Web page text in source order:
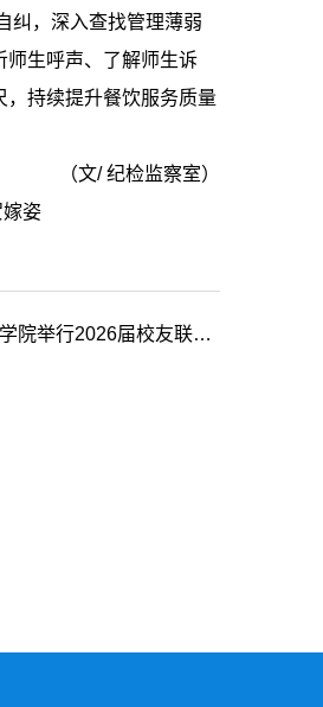
纠，深入查找管理薄弱
师生呼声、了解师生诉
，持续提升餐饮服务质量
（文/ 纪检监察室）
姿
下一篇：广东石油化工学院举行2026届校友联络员聘任仪式